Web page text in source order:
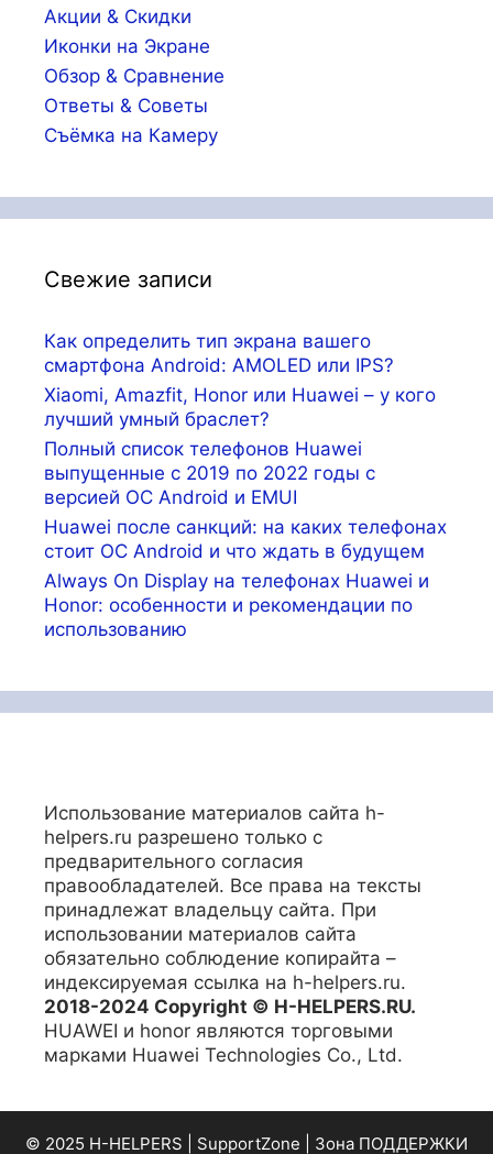
Акции & Скидки
Иконки на Экране
Обзор & Сравнение
Ответы & Советы
Съёмка на Камеру
Свежие записи
Как определить тип экрана вашего
смартфона Android: AMOLED или IPS?
Xiaomi, Amazfit, Honor или Huawei – у кого
лучший умный браслет?
Полный список телефонов Huawei
выпущенные с 2019 по 2022 годы с
версией ОС Android и EMUI
Huawei после санкций: на каких телефонах
стоит ОС Android и что ждать в будущем
Always On Display на телефонах Huawei и
Honor: особенности и рекомендации по
использованию
Использование материалов сайта h-
helpers.ru разрешено только с
предварительного согласия
правообладателей. Все права на тексты
принадлежат владельцу сайта. При
использовании материалов сайта
обязательно соблюдение копирайта –
индексируемая ссылка на h-helpers.ru.
2018-2024 Copyright © H-HELPERS.RU.
HUAWEI и honor являются торговыми
марками Huawei Technologies Co., Ltd.
© 2025 H-HELPERS | SupportZone | Зона ПОДДЕРЖКИ